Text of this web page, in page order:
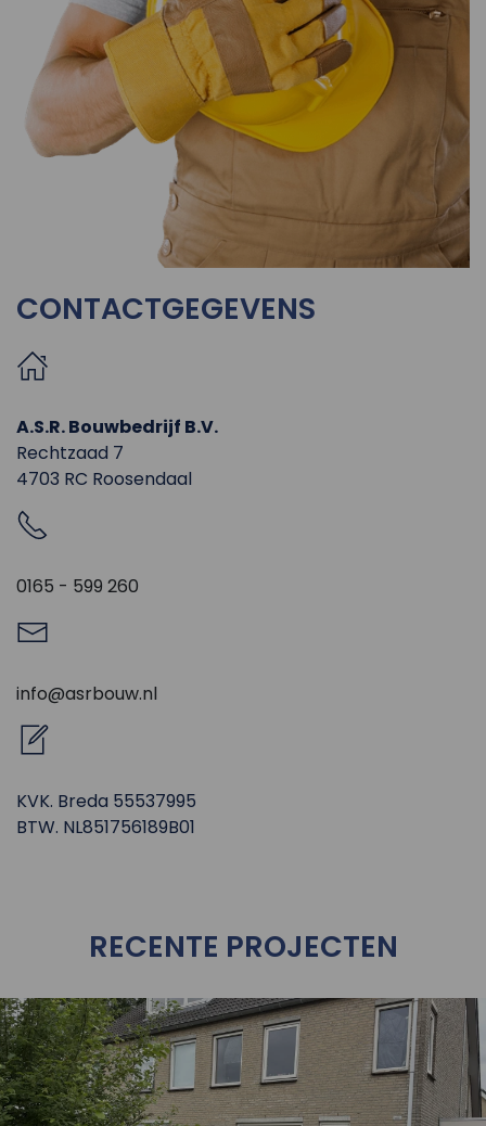
CONTACTGEGEVENS
A.S.R. Bouwbedrijf B.V.
Rechtzaad 7
4703 RC Roosendaal
0165 - 599 260
info@asrbouw.nl
KVK. Breda 55537995
BTW. NL851756189B01
RECENTE PROJECTEN